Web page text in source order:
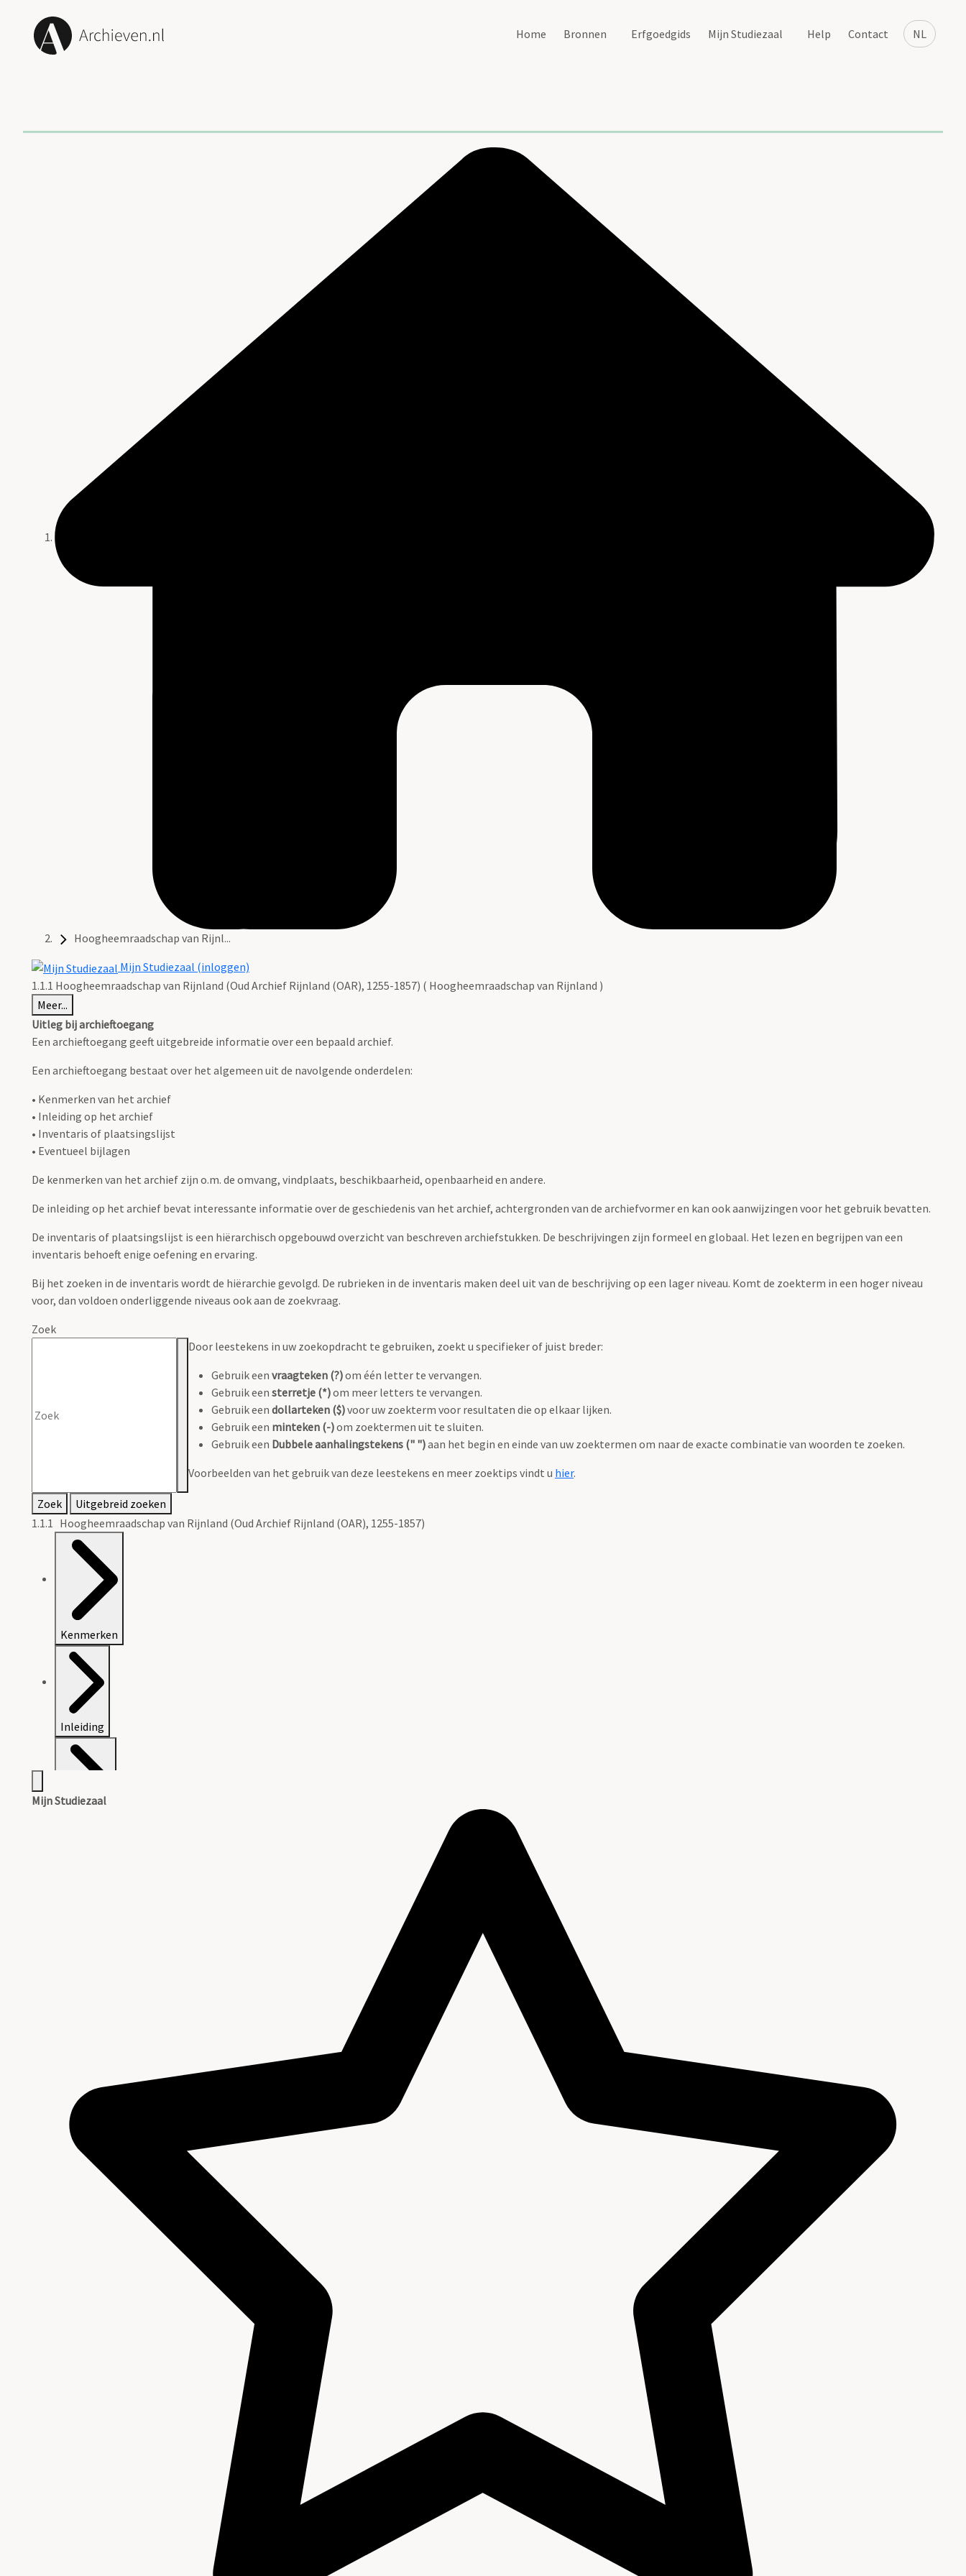
NL
Home Bronnen Erfgoedgids Mijn Studiezaal Help Contact
Hoogheemraadschap van Rijnl...
Mijn Studiezaal (inloggen)
1.1.1 Hoogheemraadschap van Rijnland (Oud Archief Rijnland (OAR), 1255-1857) ( Hoogheemraadschap van Rijnland )
Meer...
Uitleg bij archieftoegang
Een archieftoegang geeft uitgebreide informatie over een bepaald archief.
Een archieftoegang bestaat over het algemeen uit de navolgende onderdelen:
• Kenmerken van het archief
• Inleiding op het archief
• Inventaris of plaatsingslijst
• Eventueel bijlagen
De kenmerken van het archief zijn o.m. de omvang, vindplaats, beschikbaarheid, openbaarheid en andere.
De inleiding op het archief bevat interessante informatie over de geschiedenis van het archief, achtergronden van de archiefvormer en kan ook aanwijzingen voor het gebruik bevatten.
De inventaris of plaatsingslijst is een hiërarchisch opgebouwd overzicht van beschreven archiefstukken. De beschrijvingen zijn formeel en globaal. Het lezen en begrijpen van een
inventaris behoeft enige oefening en ervaring.
Bij het zoeken in de inventaris wordt de hiërarchie gevolgd. De rubrieken in de inventaris maken deel uit van de beschrijving op een lager niveau. Komt de zoekterm in een hoger niveau
voor, dan voldoen onderliggende niveaus ook aan de zoekvraag.
Zoek
Door leestekens in uw zoekopdracht te gebruiken, zoekt u specifieker of juist breder:
Gebruik een vraagteken (?)om één letter te vervangen.
Gebruik een sterretje (*)om meer letters te vervangen.
Gebruik een dollarteken ($)voor uw zoekterm voor resultaten die op elkaar lijken.
Gebruik een minteken (-)om zoektermen uit te sluiten.
Gebruik een Dubbele aanhalingstekens (" ")aan het begin en einde van uw zoektermen om naar de exacte combinatie van woorden te zoeken.
Voorbeelden van het gebruik van deze leestekens en meer zoektips vindt u hier.
Zoek
Uitgebreid zoeken
1.1.1 Hoogheemraadschap van Rijnland (Oud Archief Rijnland (OAR), 1255-1857)
Kenmerken
Inleiding
Mijn Studiezaal